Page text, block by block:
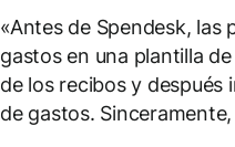
«Antes de Spendesk, las
gastos en una plantilla
de los recibos y después
de gastos.